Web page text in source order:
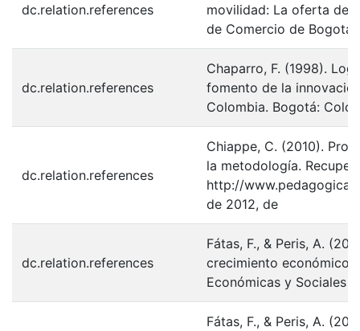
dc.relation.references
movilidad: La oferta de
de Comercio de Bogotá.
dc.relation.references
Chaparro, F. (1998).
fomento de la
Colombia. Bogotá:
dc.relation.references
Chiappe, C. (2010).
la metodología.
http://
de 2012, de
dc.relation.references
Fátas, F., & Peris, A.
crecimiento económico.
Económicas y Sociales
Fátas, F., & Peris, A.